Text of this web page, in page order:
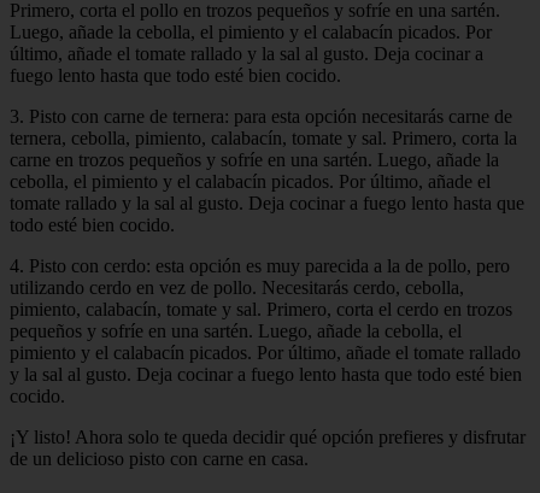
Primero, corta el pollo en trozos pequeños y sofríe en una sartén.
Luego, añade la cebolla, el pimiento y el calabacín picados. Por
último, añade el tomate rallado y la sal al gusto. Deja cocinar a
fuego lento hasta que todo esté bien cocido.
3. Pisto con carne de ternera: para esta opción necesitarás carne de
ternera, cebolla, pimiento, calabacín, tomate y sal. Primero, corta la
carne en trozos pequeños y sofríe en una sartén. Luego, añade la
cebolla, el pimiento y el calabacín picados. Por último, añade el
tomate rallado y la sal al gusto. Deja cocinar a fuego lento hasta que
todo esté bien cocido.
4. Pisto con cerdo: esta opción es muy parecida a la de pollo, pero
utilizando cerdo en vez de pollo. Necesitarás cerdo, cebolla,
pimiento, calabacín, tomate y sal. Primero, corta el cerdo en trozos
pequeños y sofríe en una sartén. Luego, añade la cebolla, el
pimiento y el calabacín picados. Por último, añade el tomate rallado
y la sal al gusto. Deja cocinar a fuego lento hasta que todo esté bien
cocido.
¡Y listo! Ahora solo te queda decidir qué opción prefieres y disfrutar
de un delicioso pisto con carne en casa.